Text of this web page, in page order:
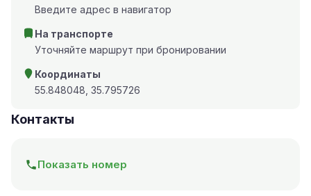
Введите адрес в навигатор
На транспорте
Уточняйте маршрут при бронировании
Координаты
55.848048, 35.795726
Контакты
Показать номер